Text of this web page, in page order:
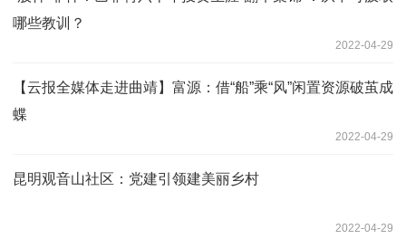
哪些教训？
2022-04-29
【云报全媒体走进曲靖】富源：借“船”乘“风”闲置资源破茧成
蝶
2022-04-29
昆明观音山社区：党建引领建美丽乡村
2022-04-29